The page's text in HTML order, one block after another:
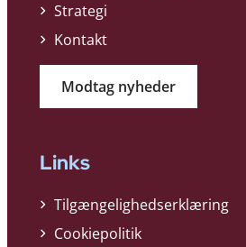
Strategi
Kontakt
Modtag nyheder
Links
Tilgængelighedserklæring
Cookiepolitik